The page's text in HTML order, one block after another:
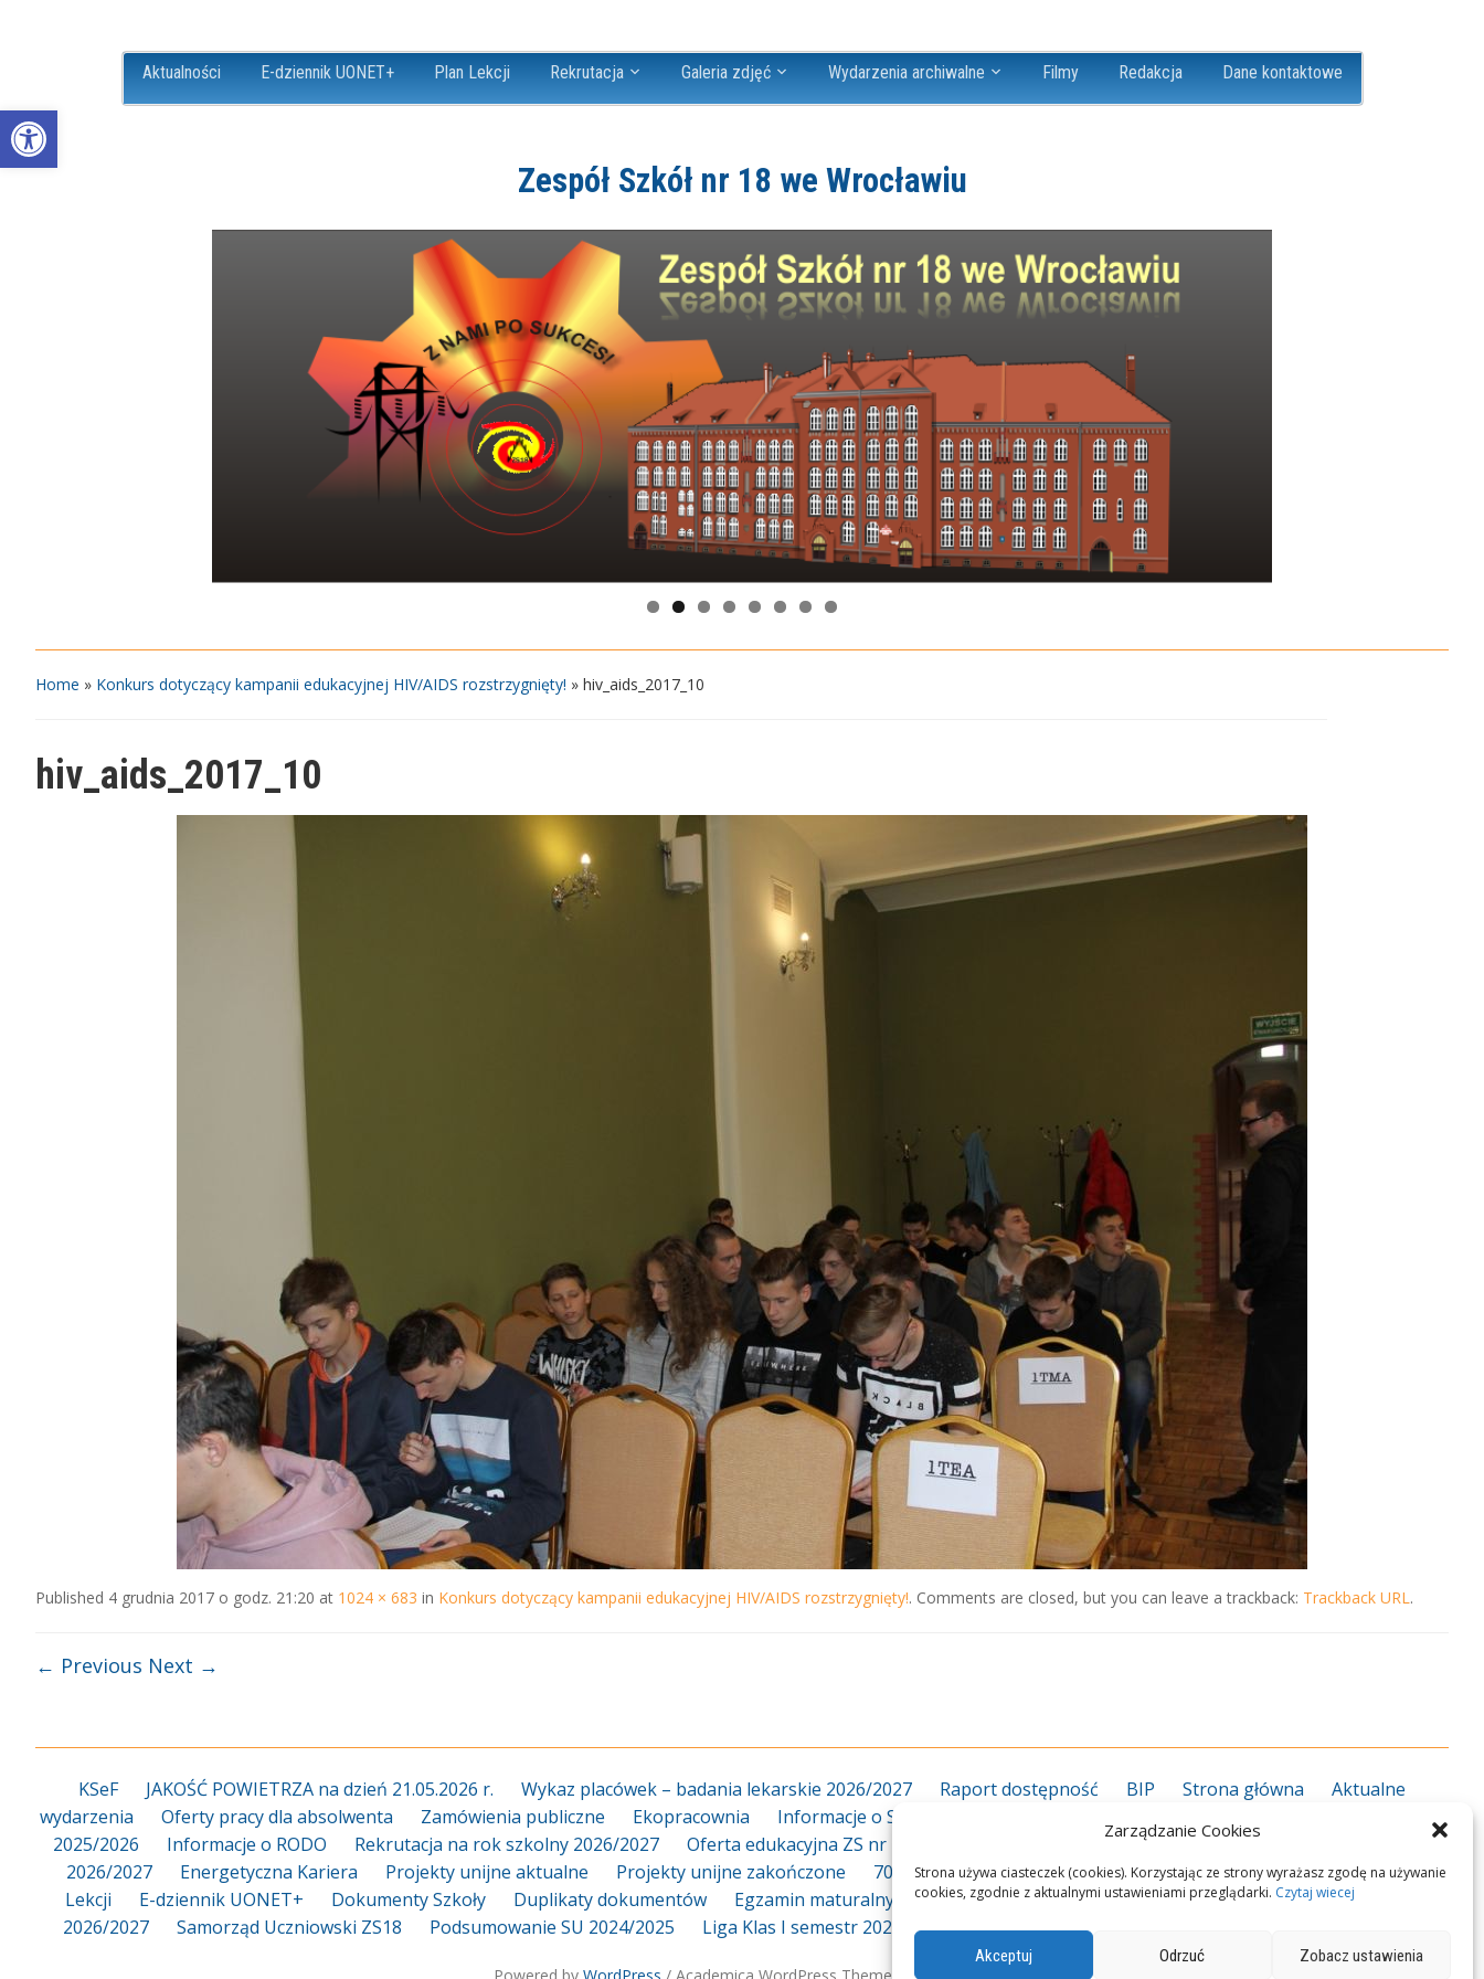
Open toolbar
Zarządzanie Cookies
Strona używa ciasteczek (cookies). Korzystając ze strony wyrażasz zgodę na używanie
cookies, zgodnie z aktualnymi ustawieniami przeglądarki. Czytaj wiecej
Akceptuj Odrzuć Zobacz ustawienia
Aktualności E-dziennik UONET+ Plan Lekcji Rekrutacja Galeria zdjęć Wydarzenia archiwalne Filmy Redakcja Dane kontaktowe
Zespół Szkół nr 18 we Wrocławiu
Home » Konkurs dotyczący kampanii edukacyjnej HIV/AIDS rozstrzygnięty! » hiv_aids_2017_10
hiv_aids_2017_10
Published 4 grudnia 2017 o godz. 21:20 at 1024 × 683 in Konkurs dotyczący kampanii edukacyjnej HIV/AIDS rozstrzygnięty!. Comments are closed, but you can leave a trackback: Trackback URL.
← Previous Next →
KSeF JAKOŚĆ POWIETRZA na dzień 21.05.2026 r. Wykaz placówek – badania lekarskie 2026/2027 Raport dostępność BIP Strona główna
Aktualne
wydarzenia
Oferty pracy dla absolwenta Zamówienia publiczne Ekopracownia Informacje o Szkole
Kalendarz roku szkolnego
2025/2026
Informacje o RODO Rekrutacja na rok szkolny 2026/2027 Oferta edukacyjna ZS nr 18 2026/2027 Kierunki kształcenia 2026/2027
2026/2027
Energetyczna Kariera Projekty unijne aktualne Projekty unijne zakończone 70-lecie Dyrekcja Nauczyciele Pedagog/psycholog
Plan
Lekcji
E-dziennik UONET+ Dokumenty Szkoły Duplikaty dokumentów Egzamin maturalny Egzamin zawodowy Przedmioty zawodowe
Podręczniki
2026/2027
Samorząd Uczniowski ZS18 Podsumowanie SU 2024/2025 Liga Klas I semestr 2025_2026 Lokalizacja i dojazd